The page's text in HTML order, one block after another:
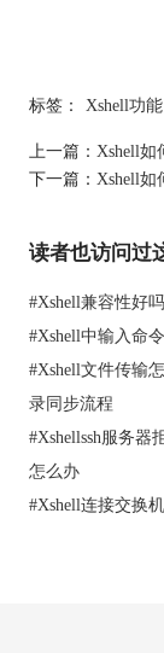
4、点击确定后
标签： Xshell功能
上一篇： Xshell如
下一篇： Xshell如
读者也访问过
#Xshell兼容性好
#Xshell中输入命
#Xshell文件传输
录同步流程
#Xshellssh服务器
怎么办
#Xshell连接交换